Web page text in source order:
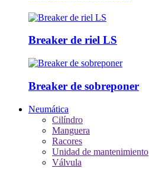
Breaker de riel LS
Breaker de sobreponer
Neumática
Cilíndro
Manguera
Racores
Unidad de mantenimiento
Válvula